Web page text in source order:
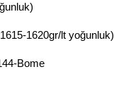
1620gr/lt yoğunluk)
Bome